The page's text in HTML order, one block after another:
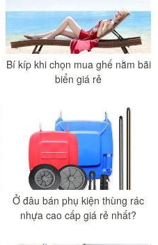
Bí kíp khi chọn mua ghế nằm bãi
biển giá rẻ
Ở đâu bán phụ kiện thùng rác
nhựa cao cấp giá rẻ nhất?